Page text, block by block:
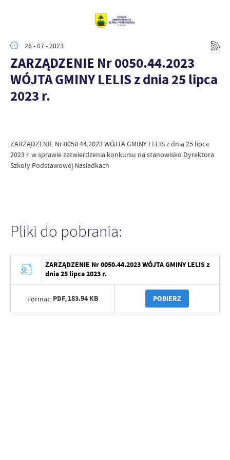
26 - 07 - 2023
ZARZĄDZENIE Nr 0050.44.2023
WÓJTA GMINY LELIS z dnia 25 lipca
2023 r.
ZARZĄDZENIE Nr 0050.44.2023 WÓJTA GMINY LELIS z dnia 25 lipca
2023 r. w sprawie zatwierdzenia konkursu na stanowisko Dyrektora
Szkoły Podstawowej Nasiadkach
Pliki do pobrania:
ZARZĄDZENIE Nr 0050.44.2023 WÓJTA GMINY LELIS z
dnia 25 lipca 2023 r.
Format: PDF,183.94 KB POBIERZ